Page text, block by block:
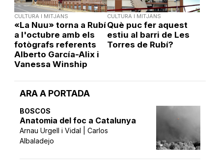
ARA A PORTADA
BOSCOS
Anatomia del foc a Catalunya
Arnau Urgell i Vidal | Carlos
Albaladejo
CULTURA I MITJANS
«La Nuu» torna a Rubí
a l'octubre amb els
fotògrafs referents
Alberto García-Alix i
Vanessa Winship
CULTURA I MITJANS
Què puc fer aquest
estiu al barri de Les
Torres de Rubí?